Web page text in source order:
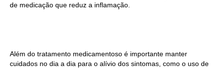
de medicação que reduz a inflamação.
Além do tratamento medicamentoso é importante manter
cuidados no dia a dia para o alívio dos sintomas, como o uso de